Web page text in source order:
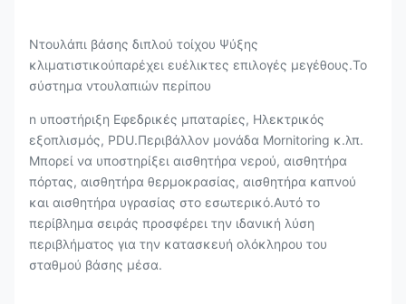
Ντουλάπι βάσης διπλού τοίχου Ψύξης
κλιματιστικούπαρέχει ευέλικτες επιλογές μεγέθους.Το
σύστημα ντουλαπιών περίπου
n υποστήριξη Εφεδρικές μπαταρίες, Ηλεκτρικός
εξοπλισμός, PDU.Περιβάλλον μονάδα Mornitoring κ.λπ.
Μπορεί να υποστηρίξει αισθητήρα νερού, αισθητήρα
πόρτας, αισθητήρα θερμοκρασίας, αισθητήρα καπνού
και αισθητήρα υγρασίας στο εσωτερικό.Αυτό το
περίβλημα σειράς προσφέρει την ιδανική λύση
περιβλήματος για την κατασκευή ολόκληρου του
σταθμού βάσης μέσα.